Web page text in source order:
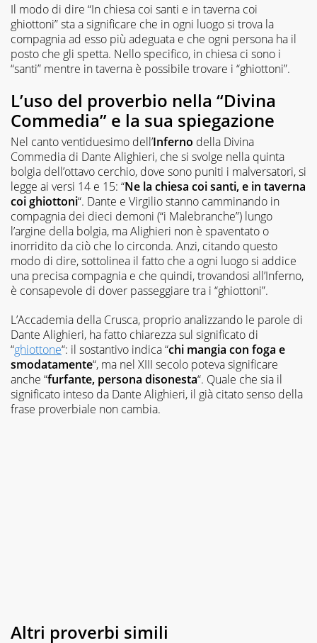
Il modo di dire “In chiesa coi santi e in taverna coi
ghiottoni” sta a significare che in ogni luogo si trova la
compagnia ad esso più adeguata e che ogni persona ha il
posto che gli spetta. Nello specifico, in chiesa ci sono i
“santi” mentre in taverna è possibile trovare i “ghiottoni”.
L’uso del proverbio nella “Divina
Commedia” e la sua spiegazione
Nel canto ventiduesimo dell’Inferno della Divina
Commedia di Dante Alighieri, che si svolge nella quinta
bolgia dell’ottavo cerchio, dove sono puniti i malversatori, si
legge ai versi 14 e 15: “Ne la chiesa coi santi, e in taverna
coi ghiottoni“. Dante e Virgilio stanno camminando in
compagnia dei dieci demoni (“i Malebranche”) lungo
l’argine della bolgia, ma Alighieri non è spaventato o
inorridito da ciò che lo circonda. Anzi, citando questo
modo di dire, sottolinea il fatto che a ogni luogo si addice
una precisa compagnia e che quindi, trovandosi all’Inferno,
è consapevole di dover passeggiare tra i “ghiottoni”.
L’Accademia della Crusca, proprio analizzando le parole di
Dante Alighieri, ha fatto chiarezza sul significato di
“ghiottone“: il sostantivo indica “chi mangia con foga e
smodatamente“, ma nel XIII secolo poteva significare
anche “furfante, persona disonesta“. Quale che sia il
significato inteso da Dante Alighieri, il già citato senso della
frase proverbiale non cambia.
Altri proverbi simili